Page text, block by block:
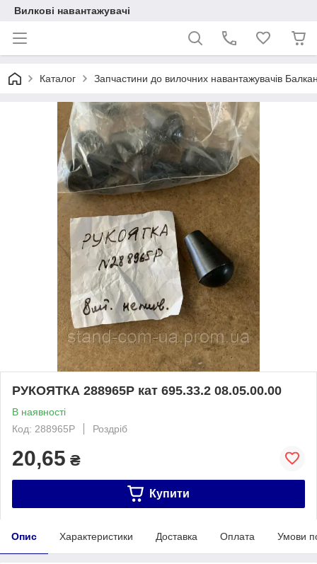
Вилкові навантажувачі
Каталог Запчастини до вилочних навантажувачів
РУКОЯТКА 288965Р кат 695.33.2 08.05.00.00
В наявності
Код: 288965Р
Роздріб
20,65 ₴
Купити
Опис Характеристики Доставка Оплата Умови